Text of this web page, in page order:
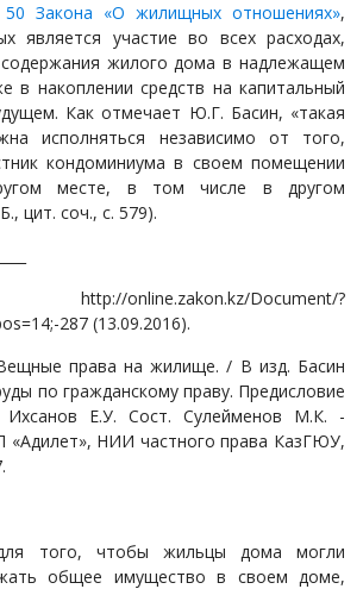
50 Закона «О жилищных отношениях»,
является участие во всех расходах,
жилого дома в надлежащем
в накоплении средств на капитальный
Как отмечает Ю.Г. Басин, «такая
исполняться независимо от того,
кондоминиума в своем помещении
месте, в том числе в другом
цит. соч., с. 579).
Document/?
287 (13.09.2016).
права на жилище. / В изд. Басин
по гражданскому праву. Предисловие
Е.У. Сост. Сулейменов М.К. -
НИИ частного права КазГЮУ,
того, чтобы жильцы дома могли
общее имущество в своем доме,